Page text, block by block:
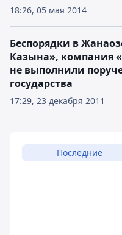
18:26, 05 мая 2014
17:29, 23 декабря 2011
Беспорядки в
Казына», компания
не выполнили
государства
Последние